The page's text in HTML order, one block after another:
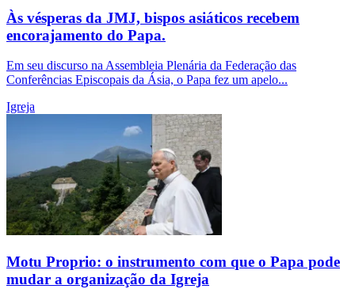
Às vésperas da JMJ, bispos asiáticos recebem
encorajamento do Papa.
Em seu discurso na Assembleia Plenária da Federação das
Conferências Episcopais da Ásia, o Papa fez um apelo...
Igreja
Motu Proprio: o instrumento com que o Papa pode
mudar a organização da Igreja